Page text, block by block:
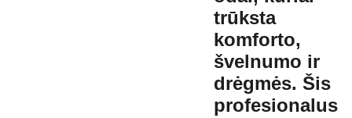
trūksta
komforto,
švelnumo ir
drėgmės. Šis
profesionalus